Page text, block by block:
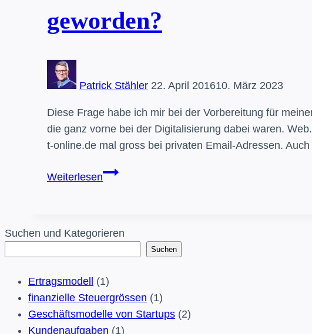
geworden?
Patrick Stähler 22. April 201610. März 2023
Diese Frage habe ich mir bei der Vorbereitung für
die ganz vorne bei der Digitalisierung dabei waren.
t-online.de mal gross bei privaten Email-Adressen.
WeiterlesenWas
den
Champions
ersten
digitalen
Welle
Suchen und Kategorieren
Suchen
Ertragsmodell
(1)
finanzielle Steuergrössen (1)
Geschäftsmodelle von Startups (2)
Kundenaufgaben (1)